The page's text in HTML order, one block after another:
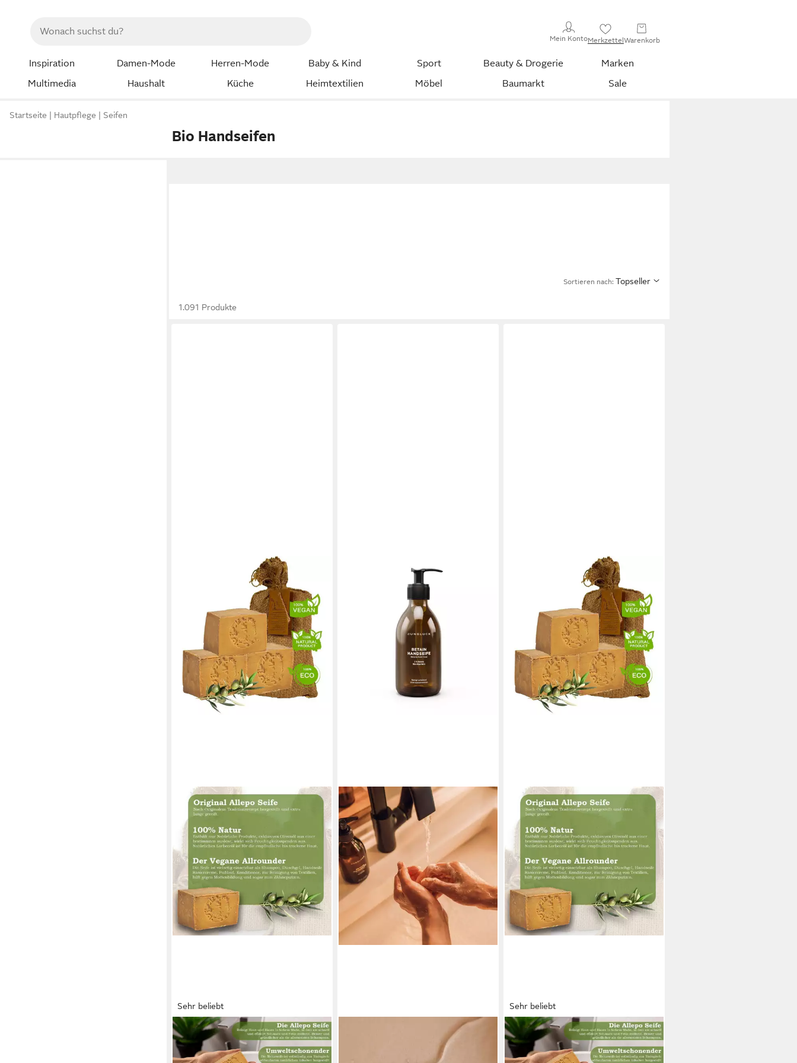
Mein KontoMerkzettelWarenkorb
Inspiration Damen-Mode Herren-Mode Baby & Kind Sport Beauty & Drogerie
Marken
Multimedia
Haushalt Küche Heimtextilien Möbel Baumarkt Sale
Startseite Hautpflege Seifen
Bio Handseifen
Sortieren nach: Topseller
1.091 Produkte
Sehr beliebt
SIBASTORE
Seifen-Set Aleppo-seife Naturseife
Bio Duschseife Seife Beauty
Handseife Betain Handseife - pH-
Sehr beliebt
SIBASTORE
Seifen-Set Aleppo-seife Naturseife
Bio Duschseife Seife Beauty